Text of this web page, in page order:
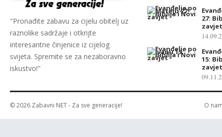
"Pronađite zabavu za cijelu obitelj uz
raznolike sadržaje i otkrijte
interesantne činjenice iz cijelog
svijeta. Spremite se za nezaboravno
iskustvo!"
27:
zavjet
15:
zavjet
© 2026 Zabavni NET- Za sve generacije! O